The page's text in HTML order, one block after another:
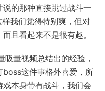
的那种直接跳过战斗一
我们觉得特别爽，但对
且看起来不是很有趣。
量视频总结出的经验，
boss这件事格外喜爱，所
本身带有战斗，我们会